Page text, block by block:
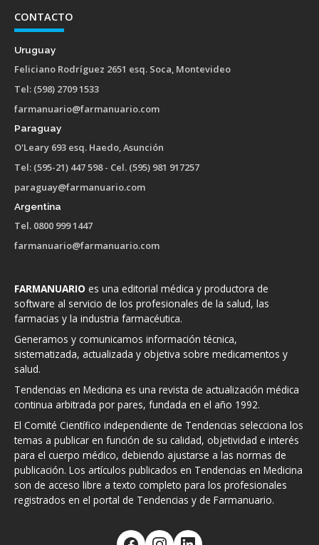
FARMANUARIO es una editorial médica y productora de
software al servicio de los profesionales de la salud, las
farmacias y la industria farmacéutica.
Generamos y comunicamos información técnica,
sistematizada, actualizada y objetiva sobre medicamentos y
salud.
Tendencias en Medicina es una revista de actualización médica
continua arbitrada por pares, fundada en el año 1992.
El Comité Científico independiente de Tendencias selecciona los
temas a publicar en función de su calidad, objetividad e interés
para el cuerpo médico, debiendo ajustarse a las normas de
publicación. Los artículos publicados en Tendencias en Medicina
son de acceso libre a texto completo para los profesionales
registrados en el portal de Tendencias y de Farmanuario.
CONTACTO
Uruguay
Feliciano Rodríguez 2651 esq. Soca, Montevideo
Tel: (598) 2709 1533
farmanuario@farmanuario.com
Paraguay
O'Leary 693 esq. Haedo, Asunción
Tel: (595-21) 447 598 - Cel. (595) 981 917257
paraguay@farmanuario.com
Argentina
Tel. 0800 999 1447
farmanuario@farmanuario.com